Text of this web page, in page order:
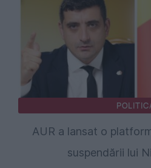
AUR a lansat o
suspendării lui